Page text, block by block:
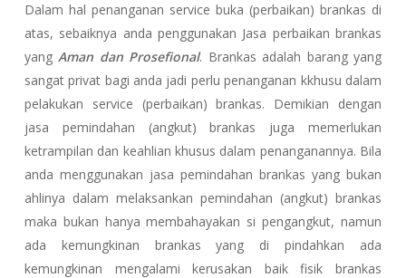
Dalam hal penanganan service buka (perbaikan) brankas di
atas, sebaiknya anda penggunakan Jasa perbaikan brankas
yangAman dan Prosefional. Brankas adalah barang yang
sangat privat bagi anda jadi perlu penanganan kkhusu dalam
pelakukan service (perbaikan) brankas. Demikian dengan
jasa pemindahan (angkut) brankas juga memerlukan
ketrampilan dan keahlian khusus dalam penanganannya. Bila
anda menggunakan jasa pemindahan brankas yang bukan
ahlinya dalam melaksankan pemindahan (angkut) brankas
maka bukan hanya membahayakan si pengangkut, namun
ada kemungkinan brankas yang di pindahkan ada
kemungkinan mengalami kerusakan baik fisik brankas